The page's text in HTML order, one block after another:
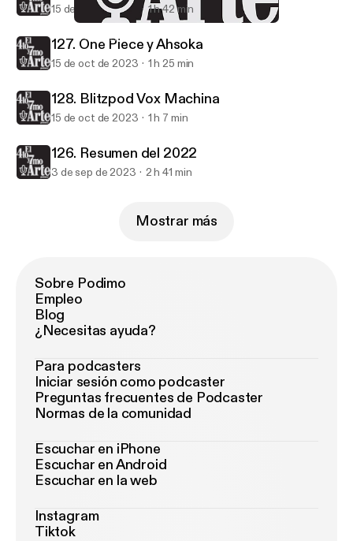
El 4to y 7mo Arte
15 de oct de 2023 1 h 42 min
127. One Piece y Ahsoka
15 de oct de 2023 1 h 25 min
128. Blitzpod Vox Machina
15 de oct de 2023 1 h 7 min
126. Resumen del 2022
3 de sep de 2023 2 h 41 min
Mostrar más
Sobre Podimo
Empleo
Blog
¿Necesitas ayuda?
Para podcasters
Iniciar sesión como podcaster
Preguntas frecuentes de Podcaster
Normas de la comunidad
Escuchar en iPhone
Escuchar en Android
Escuchar en la web
Instagram
Tiktok